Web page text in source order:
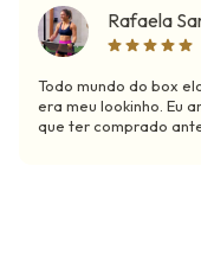
Rafaela
Todo mundo do box
era meu lookinho. Eu
que ter comprado